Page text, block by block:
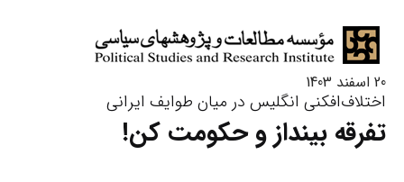
20 اسفند 1403
اختلاف‌افکنی انگلیس در میان طوایف ایرانی
تفرقه بینداز و حکومت کن!